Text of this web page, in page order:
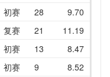
初赛
28 9.70
复赛 21 11.19
初赛
13 8.47
初赛 9 8.52